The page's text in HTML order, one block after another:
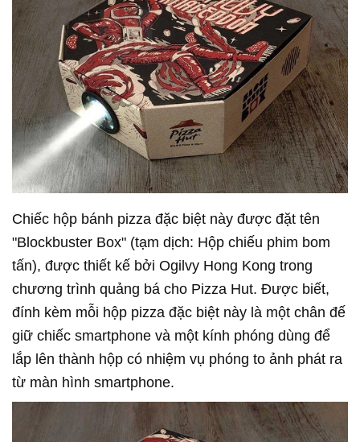
Chiếc hộp bánh pizza đặc biệt này được đặt tên
"Blockbuster Box" (tạm dịch: Hộp chiếu phim bom
tấn), được thiết kế bởi Ogilvy Hong Kong trong
chương trình quảng bá cho Pizza Hut. Được biết,
đính kèm mỗi hộp pizza đặc biệt này là một chân đế
giữ chiếc smartphone và một kính phóng dùng để
lắp lên thành hộp có nhiệm vụ phóng to ảnh phát ra
từ màn hình smartphone.